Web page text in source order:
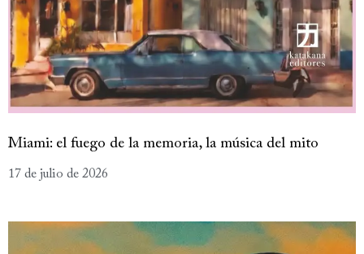
Miami: el fuego de la memoria, la música del mito
17 de julio de 2026